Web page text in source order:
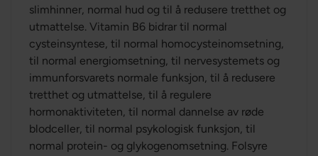
slimhinner, normal hud og til å redusere tretthet og
utmattelse. Vitamin B6 bidrar til normal
cysteinsyntese, til normal homocysteinomsetning,
til normal energiomsetning, til nervesystemets og
immunforsvarets normale funksjon, til å redusere
tretthet og utmattelse, til å regulere
hormonaktiviteten, til normal dannelse av røde
blodceller, til normal psykologisk funksjon, til
normal protein- og glykogenomsetning. Folsyre